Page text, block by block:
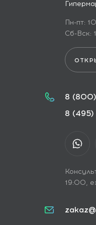
Пн-пт:
Сб-Вск:
8
8 (495)
19:00,